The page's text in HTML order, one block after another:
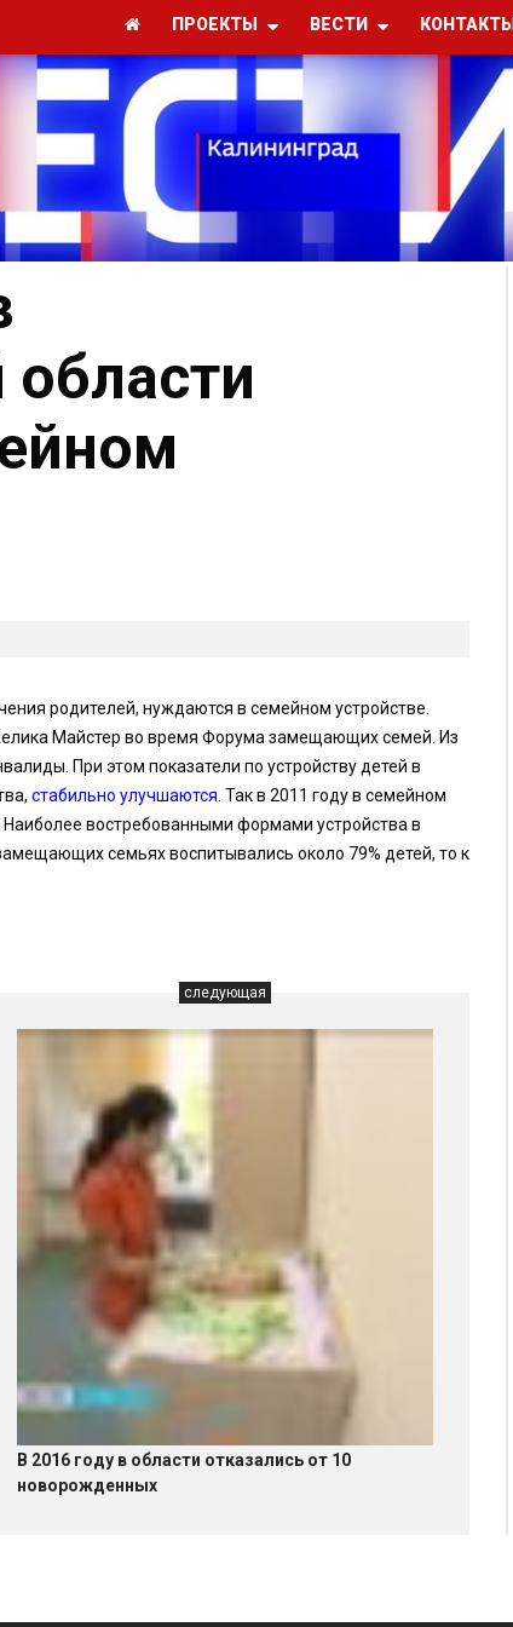
ПРОЕКТЫ ВЕСТИ КОНТАКТЫ
родителей, нуждаются в семейном устройстве.
Майстер во время Форума замещающих семей. Из
При этом показатели по устройству детей в
стабильно улучшаются . Так в 2011 году в семейном
востребованными формами устройства в
семьях воспитывались около 79% детей, то к
следующая
В 2016 году в области отказались от 10
новорожденных